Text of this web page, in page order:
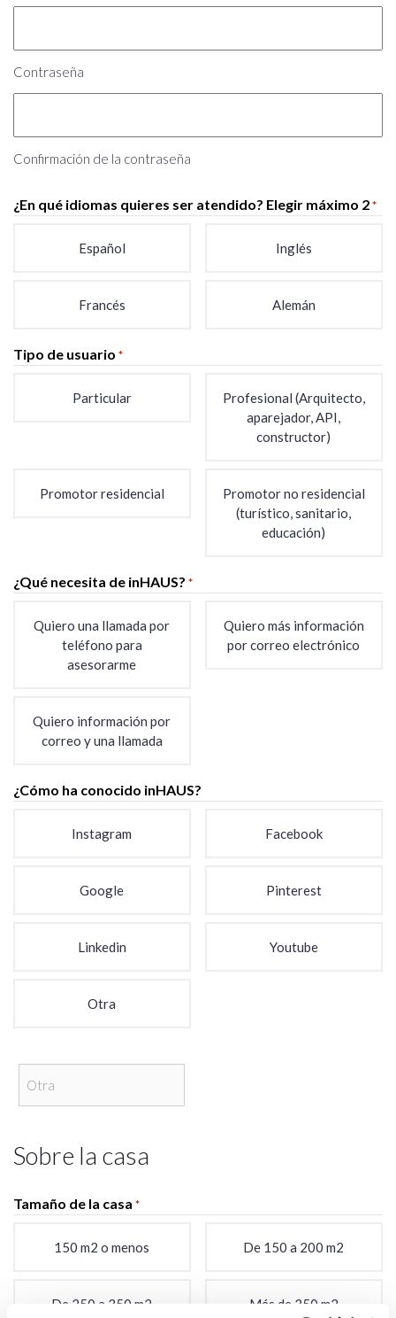
Contraseña
Confirmación de la contraseña
¿En qué idiomas quieres ser atendido? Elegir máximo 2 *
Español Inglés
Francés Alemán
Tipo de usuario *
Particular
Profesional (Arquitecto,
aparejador, API,
constructor)
Promotor residencial
Promotor no residencial
(turístico, sanitario,
educación)
¿Qué necesita de inHAUS? *
Quiero una llamada por
teléfono para
asesorarme
Quiero más información
por correo electrónico
Quiero información por
correo y una llamada
¿Cómo ha conocido inHAUS?
Instagram Facebook
Google Pinterest
Linkedin Youtube
Otra
Sobre la casa
Tamaño de la casa *
150 m2 o menos De 150 a 200 m2
De 250 a 350 m2 Más de 350 m2